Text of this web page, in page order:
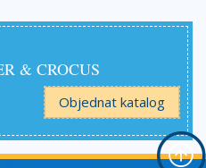
& CROCUS
Objednat katalog